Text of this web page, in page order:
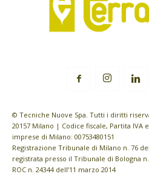
© Tecniche Nuove Spa. Tutti i diritti
20157 Milano | Codice fiscale, Partita IVA
imprese di Milano: 00753480151
Registrazione Tribunale di Milano n. 76
registrata presso il Tribunale di Bologna n.
ROC n. 24344 dell’11 marzo 2014